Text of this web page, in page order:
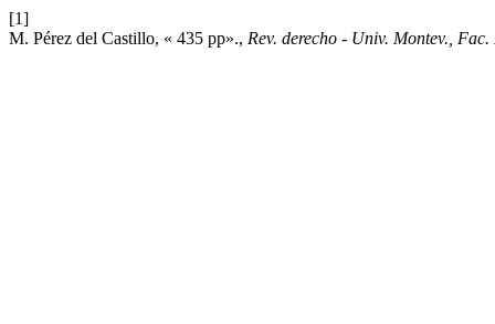
[1]
M. Pérez del Castillo, « 435 pp»., Rev. derecho - Univ. Montev., Fac.